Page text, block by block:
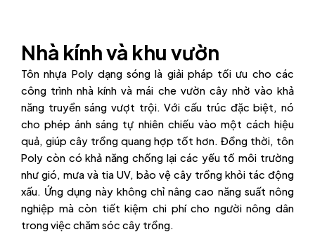
Nhà kính và khu vườn
Tôn nhựa Poly dạng sóng là giải pháp tối ưu cho các
công trình nhà kính và mái che vườn cây nhờ vào khả
năng truyền sáng vượt trội. Với cấu trúc đặc biệt, nó
cho phép ánh sáng tự nhiên chiếu vào một cách hiệu
quả, giúp cây trồng quang hợp tốt hơn. Đồng thời, tôn
Poly còn có khả năng chống lại các yếu tố môi trường
như gió, mưa và tia UV, bảo vệ cây trồng khỏi tác động
xấu. Ứng dụng này không chỉ nâng cao năng suất nông
nghiệp mà còn tiết kiệm chi phí cho người nông dân
trong việc chăm sóc cây trồng.